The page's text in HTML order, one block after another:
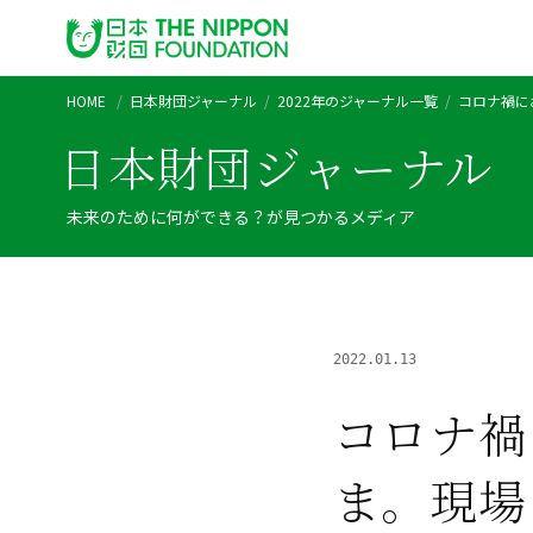
HOME 日本財団ジャーナル 2022年のジャーナル一覧 コロナ禍
日本財団ジャーナル
未来のために何ができる？が見つかるメディア
2022.01.13
コロナ
ま。現